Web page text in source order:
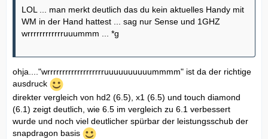
LOL ... man merkt deutlich das du kein aktuelles Handy mit
WM in der Hand hattest ... sag nur Sense und 1GHZ
wrrrrrrrrrrrruuummm ... *g
ohja...."wrrrrrrrrrrrrrrrrrrruuuuuuuuuummmm" ist da der richtige
ausdruck
direkter vergleich von hd2 (6.5), x1 (6.5) und touch diamond
(6.1) zeigt deutlich, wie 6.5 im vergleich zu 6.1 verbessert
wurde und noch viel deutlicher spürbar der leistungsschub der
snapdragon basis